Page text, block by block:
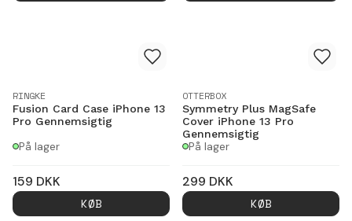
RINGKE
Fusion Card Case iPhone 13
Pro Gennemsigtig
På lager
159 DKK
KØB
OTTERBOX
Symmetry Plus MagSafe
Cover iPhone 13 Pro
Gennemsigtig
På lager
299 DKK
KØB